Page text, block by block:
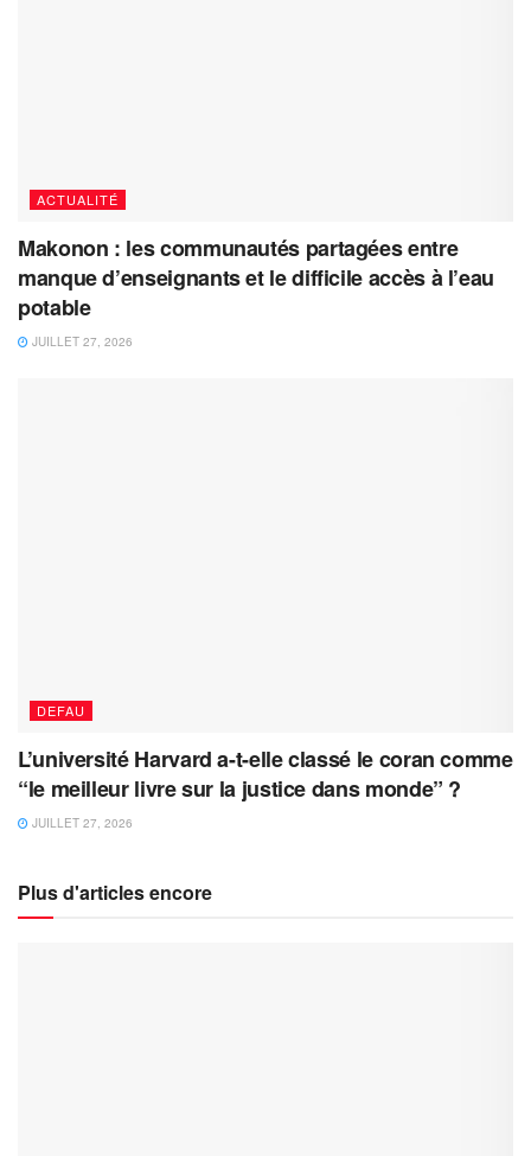
ACTUALITÉ
Makonon : les communautés partagées entre
manque d’enseignants et le difficile accès à l’eau
potable
JUILLET 27, 2026
DEFAU
L’université Harvard a-t-elle classé le coran comme
“le meilleur livre sur la justice dans monde” ?
JUILLET 27, 2026
Plus d'articles encore